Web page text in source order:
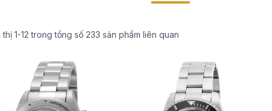
thị 1-12 trong tổng số 233 sản phẩm liên quan